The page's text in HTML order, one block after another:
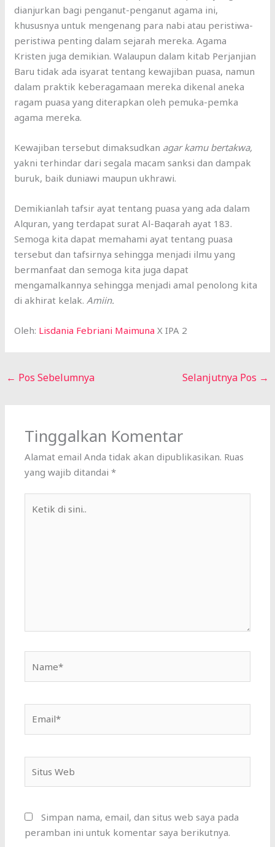
dianjurkan bagi penganut-penganut agama ini,
khususnya untuk mengenang para nabi atau peristiwa-
peristiwa penting dalam sejarah mereka. Agama
Kristen juga demikian. Walaupun dalam kitab Perjanjian
Baru tidak ada isyarat tentang kewajiban puasa, namun
dalam praktik keberagamaan mereka dikenal aneka
ragam puasa yang diterapkan oleh pemuka-pemka
agama mereka.
Kewajiban tersebut dimaksudkan agar kamu bertakwa,
yakni terhindar dari segala macam sanksi dan dampak
buruk, baik duniawi maupun ukhrawi.
Demikianlah tafsir ayat tentang puasa yang ada dalam
Alquran, yang terdapat surat Al-Baqarah ayat 183.
Semoga kita dapat memahami ayat tentang puasa
tersebut dan tafsirnya sehingga menjadi ilmu yang
bermanfaat dan semoga kita juga dapat
mengamalkannya sehingga menjadi amal penolong kita
di akhirat kelak. Amiin.
Oleh: Lisdania Febriani Maimuna X IPA 2
← Pos Sebelumnya Selanjutnya Pos →
Tinggalkan Komentar
Alamat email Anda tidak akan dipublikasikan. Ruas
yang wajib ditandai*
Web
Simpan nama, email, dan situs web saya pada
peramban ini untuk komentar saya berikutnya.